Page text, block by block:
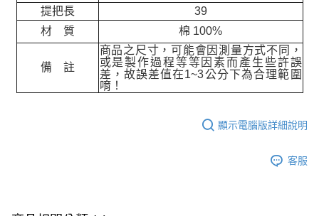
提把長
39
材 質
棉 100%
備 註
商品之尺寸，可能會因測量方式不同，
或是製作過程等等因素而產生些許誤
差，故誤差值在1~3公分下為合理範圍
唷！
顯示電腦版詳細說明
客服